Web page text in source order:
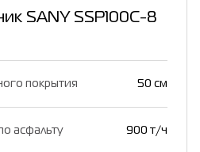
SANY SSP100C-8
покрытия 50 см
асфальту 900 т/ч